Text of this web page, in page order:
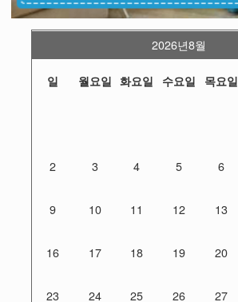
2026년8월
일 월요일 화요일 수요일 목요일
2 3 4 5 6
9 10 11 12 13
16 17 18 19 20
23 24 25 26 27